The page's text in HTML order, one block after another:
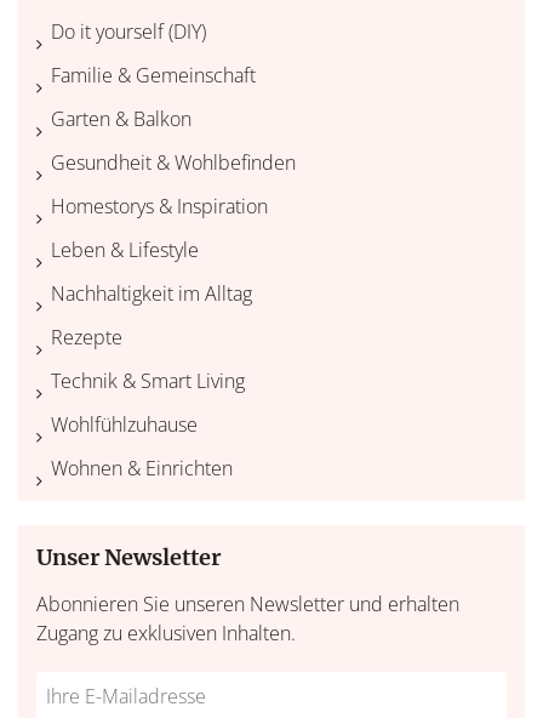
Do it yourself (DIY)
Familie & Gemeinschaft
Garten & Balkon
Gesundheit & Wohlbefinden
Homestorys & Inspiration
Leben & Lifestyle
Nachhaltigkeit im Alltag
Rezepte
Technik & Smart Living
Wohlfühlzuhause
Wohnen & Einrichten
Unser Newsletter
Abonnieren Sie unseren Newsletter und erhalten
Zugang zu exklusiven Inhalten.
Do
*Ihre